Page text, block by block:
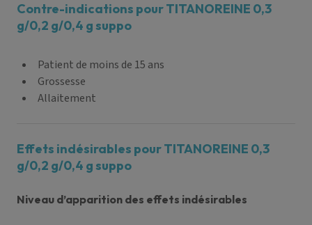
Contre-indications pour TITANOREINE 0,3
g/0,2 g/0,4 g suppo
Patient de moins de 15 ans
Grossesse
Allaitement
Effets indésirables pour TITANOREINE 0,3
g/0,2 g/0,4 g suppo
Niveau d’apparition des effets indésirables